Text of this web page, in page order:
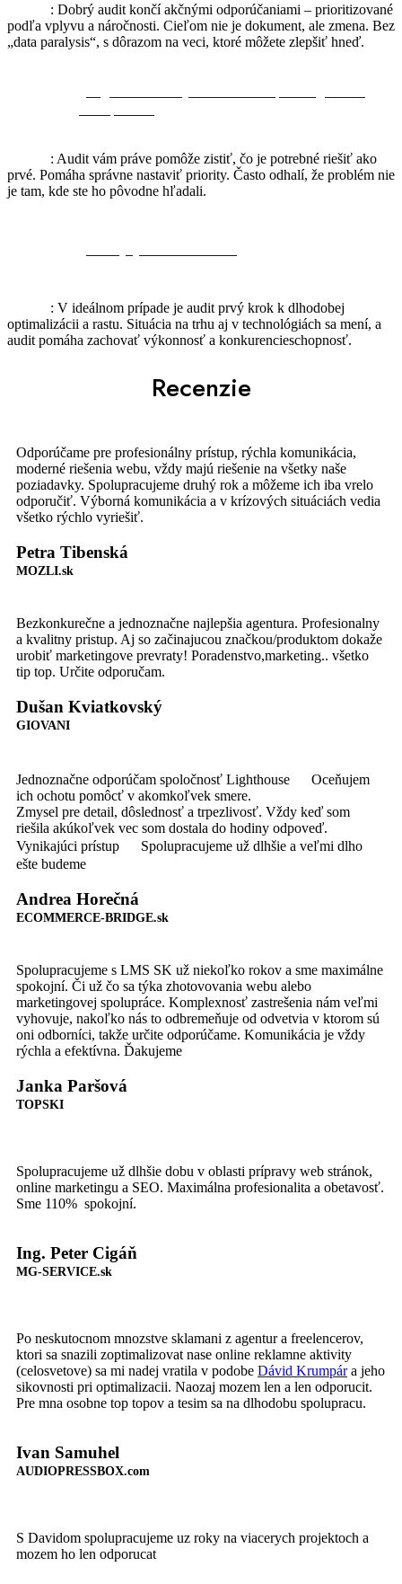
: Dobrý audit končí akčnými odporúčaniami – prioritizované
podľa vplyvu a náročnosti. Cieľom nie je dokument, ale zmena. Bez
„data paralysis“, s dôrazom na veci, ktoré môžete zlepšiť hneď.
: Audit vám práve pomôže zistiť, čo je potrebné riešiť ako
prvé. Pomáha správne nastaviť priority. Často odhalí, že problém nie
je tam, kde ste ho pôvodne hľadali.
: V ideálnom prípade je audit prvý krok k dlhodobej
optimalizácii a rastu. Situácia na trhu aj v technológiách sa mení, a
audit pomáha zachovať výkonnosť a konkurencieschopnosť.
Recenzie
Petra Tibenská
MOZLI.sk
Odporúčame pre profesionálny prístup, rýchla komunikácia,
moderné riešenia webu, vždy majú riešenie na všetky naše
poziadavky. Spolupracujeme druhý rok a môžeme ich iba vrelo
odporučiť. Výborná komunikácia a v krízových situáciách vedia
všetko rýchlo vyriešiť.
Dušan Kviatkovský
GIOVANI
Bezkonkurečne a jednoznačne najlepšia agentura. Profesionalny
a kvalitny pristup. Aj so začinajucou značkou/produktom dokaže
urobiť marketingove prevraty! Poradenstvo,marketing.. všetko
tip top. Určite odporučam.
Andrea Horečná
ECOMMERCE-BRIDGE.sk
Jednoznačne odporúčam spoločnosť Lighthouse
Oceňujem
ich ochotu pomôcť v akomkoľvek smere.
Zmysel pre detail, dôslednosť a trpezlivosť. Vždy keď som
riešila akúkoľvek vec som dostala do hodiny odpoveď.
Vynikajúci prístup
Spolupracujeme už dlhšie a veľmi dlho
ešte budeme
Janka Paršová
TOPSKI
Spolupracujeme s LMS SK už niekoľko rokov a sme maximálne
spokojní. Či už čo sa týka zhotovovania webu alebo
marketingovej spolupráce. Komplexnosť zastrešenia nám veľmi
vyhovuje, nakoľko nás to odbremeňuje od odvetvia v ktorom sú
oni odborníci, takže určite odporúčame. Komunikácia je vždy
rýchla a efektívna. Ďakujeme
Ing. Peter Cigáň
MG-SERVICE.sk
Spolupracujeme už dlhšie dobu v oblasti prípravy web stránok,
online marketingu a SEO. Maximálna profesionalita a obetavosť.
Sme 110% spokojní.
Ivan Samuhel
AUDIOPRESSBOX.com
Po neskutocnom mnozstve sklamani z agentur a freelencerov,
ktori sa snazili zoptimalizovat nase online reklamne aktivity
(celosvetove) sa mi nadej vratila v podobe Dávid Krumpára jeho
sikovnosti pri optimalizacii. Naozaj mozem len a len odporucit.
Pre mna osobne top topov a tesim sa na dlhodobu spolupracu.
S Davidom spolupracujeme uz roky na viacerych projektoch a
mozem ho len odporucat